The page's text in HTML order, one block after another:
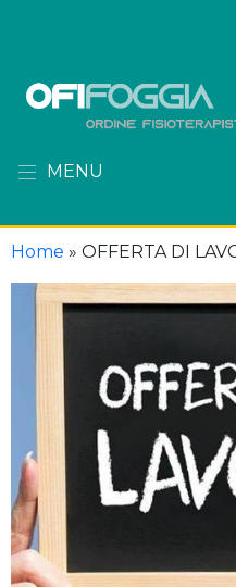
MENU
Home » OFFERTA DI